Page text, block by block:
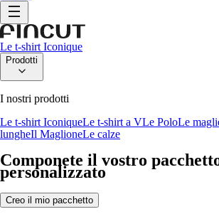
Le t-shirt Iconique
Prodotti
I nostri prodotti
Le t-shirt IconiqueLe t-shirt a VLe PoloLe
lungheIl MaglioneLe calze
Componete il vostro
personalizzato
Creo il mio pacchetto